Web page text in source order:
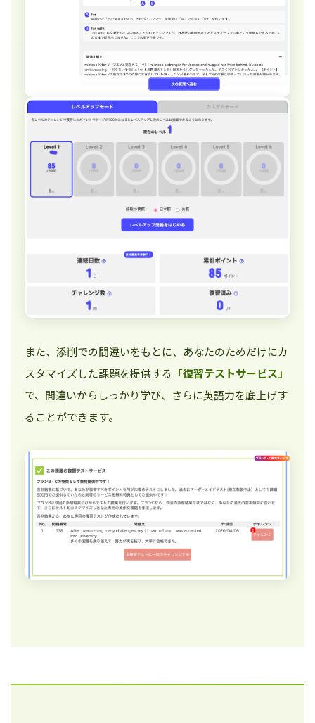
また、添削での間違いをもとに、あなたのためだけにカ
スタマイズした課題を提供する 「復習テストサービス」
で、間違いからしっかり学び、さらに英語力を底上げす
ることができます。